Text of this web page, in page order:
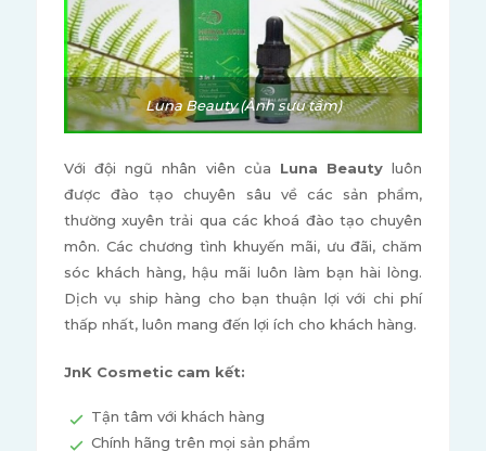
Luna Beauty (Ảnh sưu tầm)
Với đội ngũ nhân viên của Luna Beautyluôn
được đào tạo chuyên sâu về các sản phẩm,
thường xuyên trải qua các khoá đào tạo chuyên
môn. Các chương tình khuyến mãi, ưu đãi, chăm
sóc khách hàng, hậu mãi luôn làm bạn hài lòng.
Dịch vụ ship hàng cho bạn thuận lợi với chi phí
thấp nhất, luôn mang đến lợi ích cho khách hàng.
JnK Cosmetic cam kết:
Tận tâm với khách hàng
Chính hãng trên mọi sản phẩm